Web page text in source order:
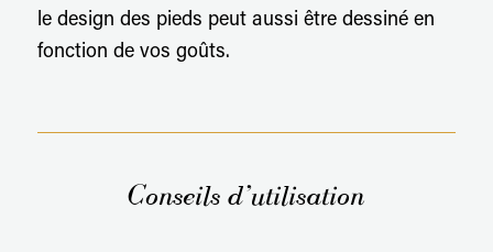
le design des pieds peut aussi être dessiné en
fonction de vos goûts.
Conseils d’utilisation